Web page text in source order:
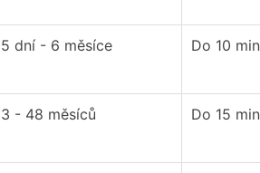
5 dní - 6 měsíce Do 10
3 - 48 měsíců Do 15